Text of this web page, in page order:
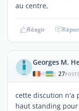
au centre,
Réagir
Georges M.
| 27POSTS
cette discution n'a
haut standing